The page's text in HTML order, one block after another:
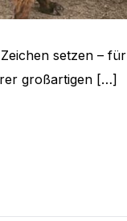
setzen – für
großartigen […]